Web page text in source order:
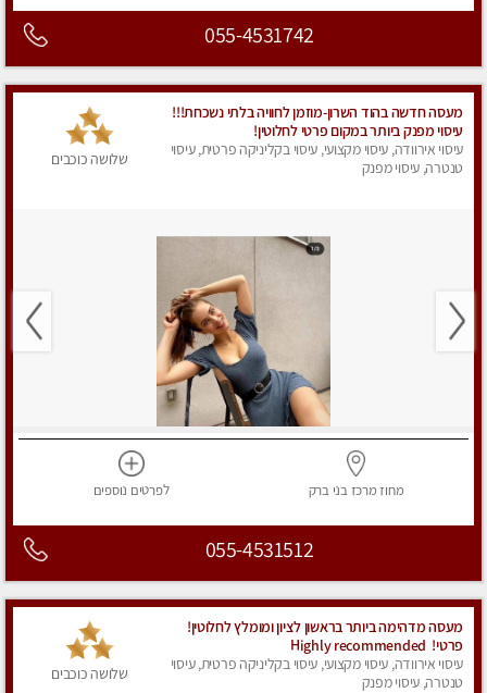
055-4531742
מעסה חדשה בהוד השרון-מוזמן לחוויה בלתי נשכחת!!!
עיסוי מפנק ביותר במקום פרטי לחלוטין!
עיסוי אירוודה, עיסוי מקצועי, עיסוי בקליניקה פרטית, עיסוי
טנטרה, עיסוי מפנק
שלושה כוכבים
מחוז מרכז בני ברק לפרטים נוספים
055-4531512
מעסה מדהימה ביותר בראשון לציון ומומלץ לחלוטין!
פרטי! ​​​​​​ Highly recommended
עיסוי אירוודה, עיסוי מקצועי, עיסוי בקליניקה פרטית, עיסוי
טנטרה, עיסוי מפנק
שלושה כוכבים